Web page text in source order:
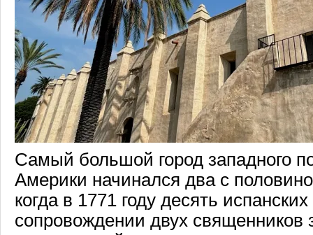
Самый большой город западного
Америки начинался два с
когда в 1771 году десять
сопровождении двух священников